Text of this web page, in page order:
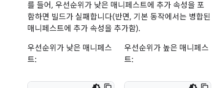
를 들어, 우선순위가 낮은 매니페스트에 추가 속성을 포
함하면 빌드가 실패합니다(반면, 기본 동작에서는 병합된
매니페스트에 추가 속성을 추가함).
우선순위가 낮은 매니페스
트:
우선순위가 높은 매니페스
트: